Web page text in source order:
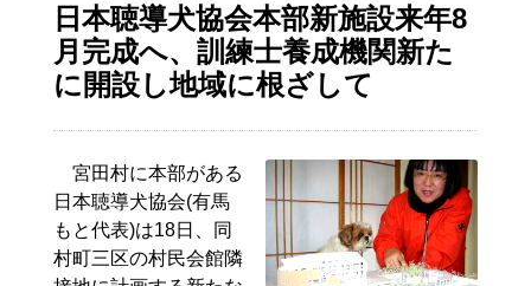
日本聴導犬協会本部新施設来年8
月完成へ、訓練士養成機関新た
に開設し地域に根ざして
宮田村に本部がある
日本聴導犬協会(有馬
もと代表)は18日、同
村町三区の村民会館隣